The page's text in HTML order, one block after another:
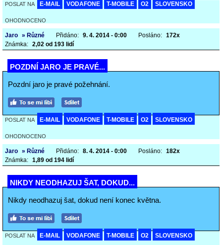
POSLAT NA E-MAIL VODAFONE T-MOBILE O2 SLOVENSKO
OHODNOCENO
Jaro » Různé Přidáno: 9. 4. 2014 - 0:00 Posláno: 172x
Známka: 2,02 od 193 lidí
POZDNÍ JARO JE PRAVÉ...
Pozdní jaro je pravé požehnání.
POSLAT NA E-MAIL VODAFONE T-MOBILE O2 SLOVENSKO
OHODNOCENO
Jaro » Různé Přidáno: 8. 4. 2014 - 0:00 Posláno: 182x
Známka: 1,89 od 194 lidí
NIKDY NEODHAZUJ ŠAT, DOKUD...
Nikdy neodhazuj šat, dokud není konec května.
POSLAT NA E-MAIL VODAFONE T-MOBILE O2 SLOVENSKO